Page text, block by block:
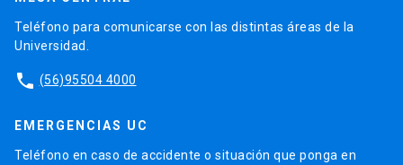
Teléfono para comunicarse con las distintas áreas de la
Universidad.
phone (56)95504 4000
EMERGENCIAS UC
Teléfono en caso de accidente o situación que ponga en